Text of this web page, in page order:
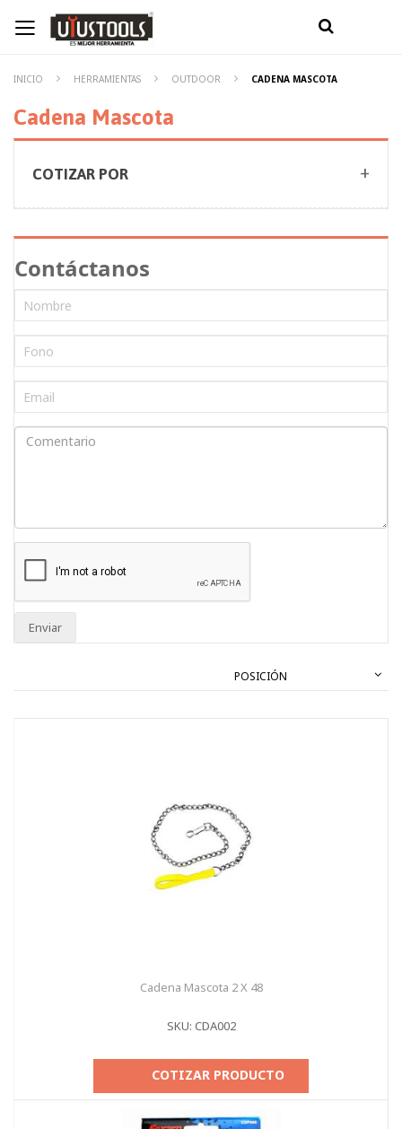
INICIO HERRAMIENTAS OUTDOOR CADENA MASCOTA
Cadena Mascota
Cadena Mascota 2 X 48
SKU: CDA002
COTIZAR PRODUCTO
COTIZAR POR
Contáctanos
Enviar